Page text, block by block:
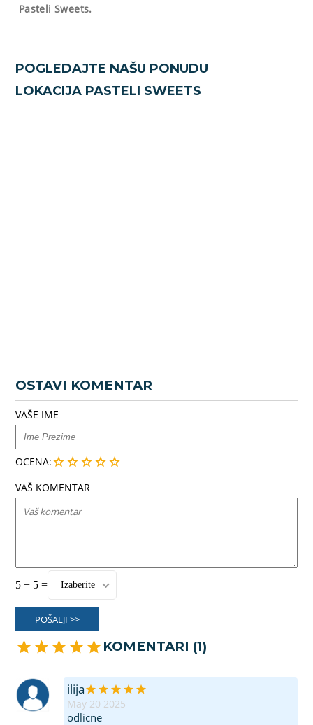
Pasteli Sweets.
POGLEDAJTE NAŠU PONUDU
LOKACIJA PASTELI SWEETS
OSTAVI KOMENTAR
VAŠE IME
OCENA:
VAŠ KOMENTAR
5 + 5 = Izaberite
POŠALJI >>
KOMENTARI (1)
ilija
May 20 2025
odlicne